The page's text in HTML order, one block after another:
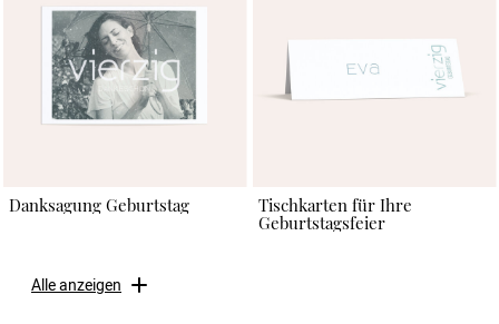
Danksagung Geburtstag
Tischkarten für Ihre
Geburtstagsfeier
Alle anzeigen